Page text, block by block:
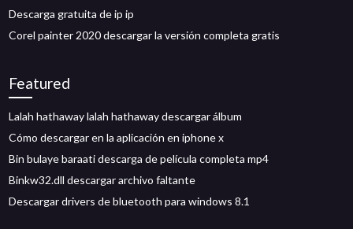
Descarga gratuita de ip ip
Corel painter 2020 descargar la versión completa gratis
Featured
Lalah hathaway lalah hathaway descargar álbum
Cómo descargar en la aplicación en iphone x
Bin bulaye baraati descarga de película completa mp4
Binkw32.dll descargar archivo faltante
Descargar drivers de bluetooth para windows 8.1